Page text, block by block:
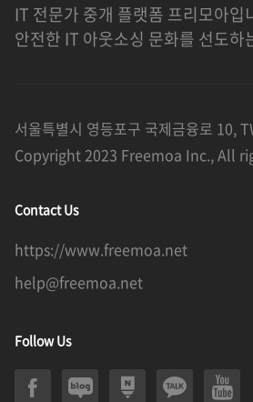
IT 전문가 중개 플랫폼 프리모아입
안전한 IT 아웃소싱 문화를 선도하
서울특별시 영등포구 국제금융로 10,
Copyright 2023 Freemoa Inc., All
Contact Us
https://www.freemoa.net
help@freemoa.net
Follow Us